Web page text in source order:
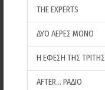
THE EXPERTS
ΔΥΟ ΛΕΡΕΣ ΜΟΝΟ
Η ΕΦΕΣΗ ΤΗΣ ΤΡΙΤΗΣ
AFTER… ΡΑΔΙΟ